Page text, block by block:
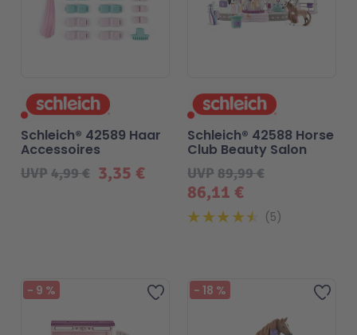
3,35 €
UVP4,99 €
Schleich® 42589 Haar
Accessoires
86,11 €
UVP89,99 €
Schleich® 42588 Horse
Club Beauty Salon
5
Zur Wunschliste hinzufügen
- 9 % Zur
- 18 %